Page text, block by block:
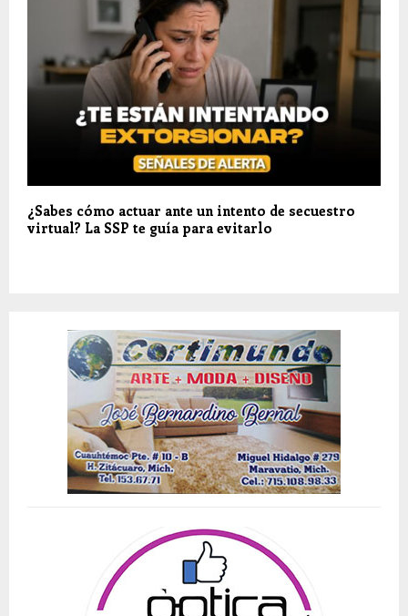
¿Sabes cómo actuar ante un intento de secuestro
virtual? La SSP te guía para evitarlo